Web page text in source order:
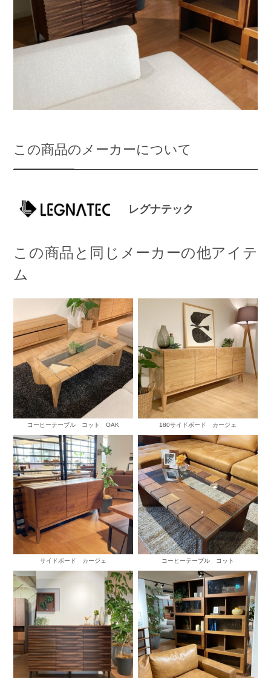
この商品のメーカーについて
レグナテック
この商品と同じメーカーの他アイテ
ム
コーヒーテーブル コット OAK 180サイドボード カージェ
サイドボード カージェ コーヒーテーブル コット